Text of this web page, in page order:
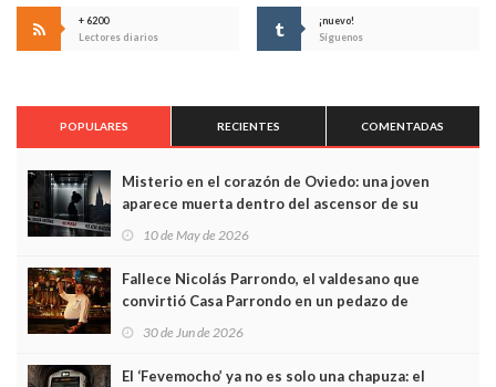
+ 6200
Lectores diarios
¡nuevo!
Síguenos
POPULARES RECIENTES COMENTADAS
Misterio en el corazón de Oviedo: una joven
aparece muerta dentro del ascensor de su
edificio y las cámaras captan sus últimos minutos
10 de May de 2026
Fallece Nicolás Parrondo, el valdesano que
convirtió Casa Parrondo en un pedazo de
Asturias en Madrid
30 de Jun de 2026
El ‘Fevemocho’ ya no es solo una chapuza: el